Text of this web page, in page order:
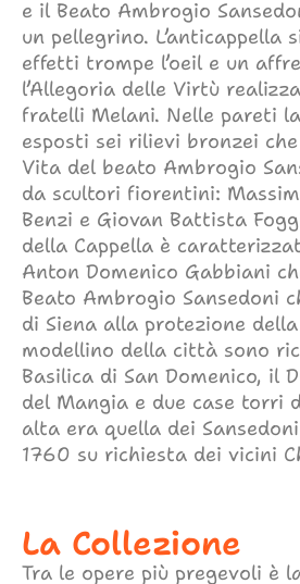
e il Beato Ambrogio
un pellegrino. L’anticappella
effetti trompe l’oeil e un
l’Allegoria delle Virtù
fratelli Melani. Nelle pareti
esposti sei rilievi bronzei
Vita del beato Ambrogio
da scultori fiorentini:
Benzi e Giovan Battista
della Cappella è
Anton Domenico Gabbiani
Beato Ambrogio Sansedoni
di Siena alla protezione
modellino della città sono
Basilica di San Domenico, il
del Mangia e due case torri
alta era quella dei
1760 su richiesta dei vicini
La Collezione
Tra le opere più pregevoli è